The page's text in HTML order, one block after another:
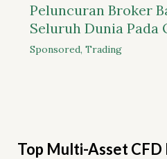
Peluncuran Broker
Seluruh Dunia Pada
Sponsored, Trading
Top Multi-Asset CFD